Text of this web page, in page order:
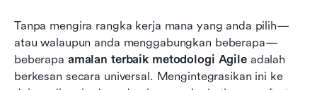
Tanpa mengira rangka kerja mana yang anda pilih—
atau walaupun anda menggabungkan beberapa—
beberapa amalan terbaik metodologi Agile adalah
berkesan secara universal. Mengintegrasikan ini ke